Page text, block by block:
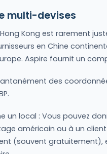
multi-devises
Kong est rarement
en Chine
Aspire fournit un
des
un local : Vous pouvez
américain ou à un client
(souvent gratuitement),